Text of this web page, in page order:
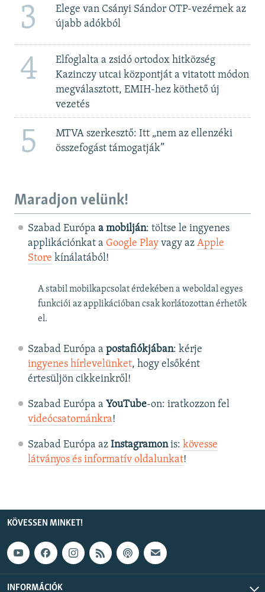
3
Elege van Csányi Sándor OTP-vezérnek az
újabb adókból
4
Elfoglalta a zsidó ortodox hitközség
Kazinczy utcai központját a vitatott módon
megválasztott, EMIH-hez köthető új
vezetés
5
MTVA szerkesztő: Itt „nem az ellenzéki
összefogást támogatják”
Maradjon velünk!
Szabad Európa a mobilján: töltse le ingyenes
applikációnkat a Google Playvagy az Apple
Store kínálatából!
A stabil mobilkapcsolat érdekében a weboldal egyes
funkciói az applikációban csak korlátozottan érhetők
el.
Szabad Európa a postafiókjában: kérje
ingyenes hírlevelünket, hogy elsőként
értesüljön cikkeinkről!
Szabad Európa a YouTube-on: iratkozzon fel
videócsatornánkra!
Szabad Európa az Instagramonis: kövesse
látványos és informatív oldalunkat! ​
KÖVESSEN MINKET!
INFORMÁCIÓK